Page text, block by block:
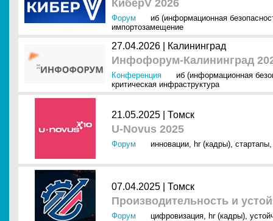
КиберV 2026
Форум
иб (информационная
импортозамещение
27.04.2026 | Калининград
Инфофорум-Калининград
Конференция
иб (информационная
критическая инфраструктура
21.05.2025 | Томск
U-Novus 2025
Форум инновации, hr (кадры), стартапы
07.04.2025 | Томск
Производительность и
Форум цифровизация, hr (кадры),